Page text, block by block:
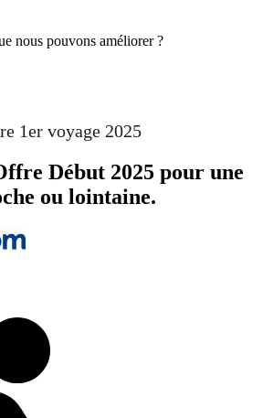
nous pouvons améliorer ?
1er voyage 2025
Début 2025 pour une
ou lointaine.